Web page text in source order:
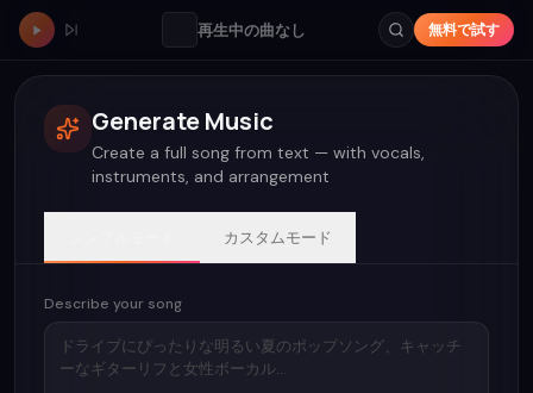
再生中の曲なし 無料で試す
Generate Music
Create a full song from text — with vocals,
instruments, and arrangement
カスタムモード
Describe your song